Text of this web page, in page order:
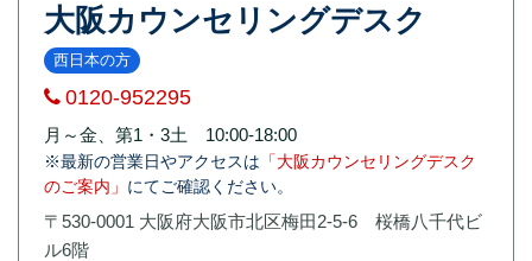
大阪カウンセリングデスク
西日本の方
0120-952295
月～金、第1・3土 10:00-18:00
※最新の営業日やアクセスは 「大阪カウンセリングデスク
のご案内」 にてご確認ください。
〒530-0001 大阪府大阪市北区梅田2-5-6 桜橋八千代ビ
ル6階